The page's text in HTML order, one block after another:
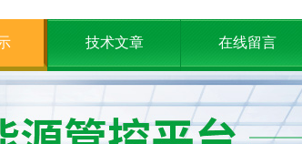
技术文章 在线留言